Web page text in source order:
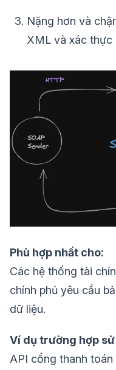
Nặng hơn và
XML và xác thực
Phù hợp nhất cho:
Các hệ thống tài
chính phủ yêu cầu
dữ liệu.
Ví dụ trường hợp
API cổng thanh